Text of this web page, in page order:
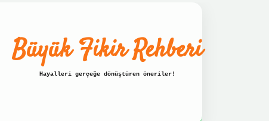
Büyük Fikir Rehberi
Hayalleri gerçeğe dönüştüren öneriler!